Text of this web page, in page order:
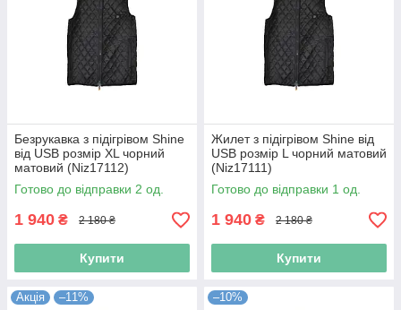
Безрукавка з підігрівом Shine
від USB розмір XL чорний
матовий (Niz17112)
Готово до відправки 2 од.
1 940 ₴ 2 180 ₴
Купити
Жилет з підігрівом Shine від
USB розмір L чорний матовий
(Niz17111)
Готово до відправки 1 од.
1 940 ₴ 2 180 ₴
Купити
Акція –11% –10%